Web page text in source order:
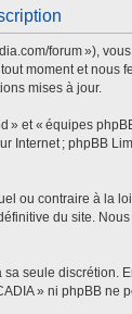
forum »),
moment et
mises à jour.
» et « équipes
; phpBB
ou contraire à la
du site.
seule
» ni phpBB